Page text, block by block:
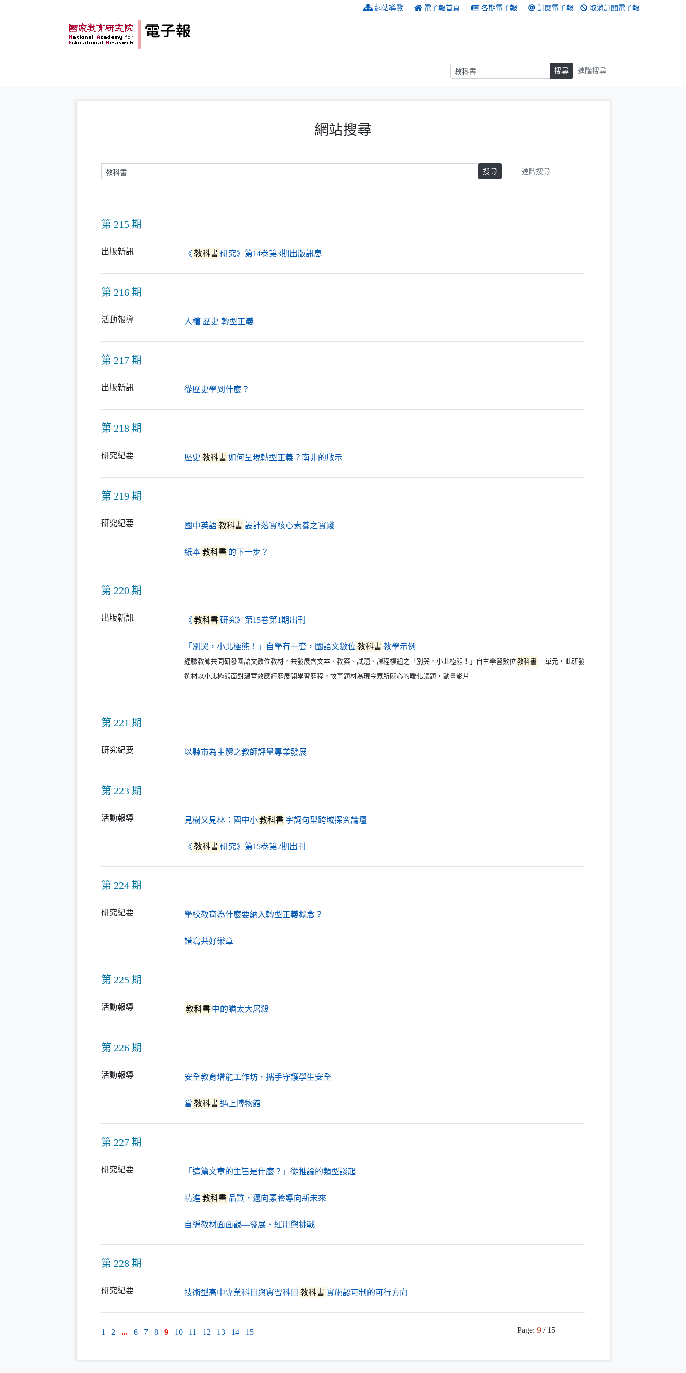
網站導覽 電子報首頁 各期電子報 訂閱電子報 取消訂閱電子報
搜尋 搜尋 進階搜尋
網站搜尋
請輸入關鍵字 搜尋 進階搜尋
第 215 期
出版新訊 《 教科書研究》第14卷第3期出版訊息
第 216 期
活動報導 人權 歷史 轉型正義（另開新視窗）
第 217 期
出版新訊 從歷史學到什麼？
第 218 期
研究紀要 歷史 教科書如何呈現轉型正義？南非的啟示
第 219 期
研究紀要 國中英語教科書設計落實核心素養之實踐（另開新視窗）
紙本教科書 的下一步？
第 220 期
出版新訊 《 教科書研究》第15卷第1期出刊
「別哭，小北極熊！」自學有一套，國語文數位 教科書教學示例
經驗教師共同研發國語文數位教材，共發展含文本、教案、試題、課程模組之「別哭，小北極熊！」自主學習數位 教科書 一單元，此研發
選材以小北極熊面對溫室效應經歷展開學習歷程，故事題材為現今眾所關心的暖化議題，動畫影片
第 221 期
研究紀要 以縣市為主體之教師評量專業發展（另開新視窗）
第 223 期
活動報導 見樹又見林：國中小教科書 字詞句型跨域探究論壇（另開新視窗）
《 教科書研究》第15卷第2期出刊
第 224 期
研究紀要 學校教育為什麼要納入轉型正義概念？
譜寫共好樂章（另開新視窗）
第 225 期
活動報導 教科書 中的猶太大屠殺（另開新視窗）
第 226 期
活動報導 安全教育增能工作坊，攜手守護學生安全（另開新視窗）
當 教科書遇上博物館（另開新視窗）
第 227 期
研究紀要 「這篇文章的主旨是什麼？」從推論的類型談起（另開新視窗）
精進教科書 品質，邁向素養導向新未來
自編教材面面觀—發展、運用與挑戰（另開新視窗）
第 228 期
研究紀要 技術型高中專業科目與實習科目 教科書實施認可制的可行方向
1 2 ... 6 7 8 9 10 11 12 13 14 15 Page:9 / 15